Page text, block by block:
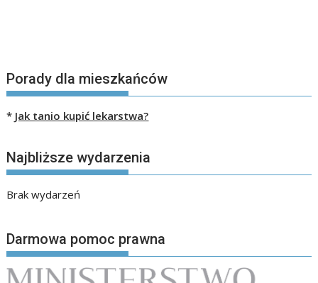
Porady dla mieszkańców
* Jak tanio kupić lekarstwa?
Najbliższe wydarzenia
Brak wydarzeń
Darmowa pomoc prawna